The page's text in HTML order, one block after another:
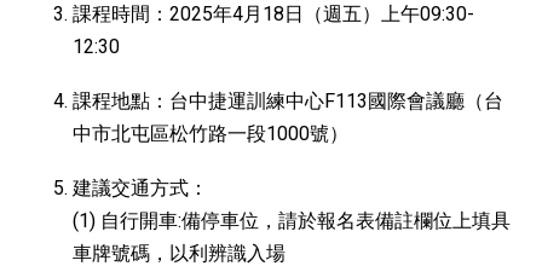
課程時間：2025年4月18日（週五）上午09:30-
12:30
課程地點：台中捷運訓練中心F113國際會議廳（台
中市北屯區松竹路一段1000號）
建議交通方式：
(1) 自行開車:備停車位，請於報名表備註欄位上填具
車牌號碼，以利辨識入場